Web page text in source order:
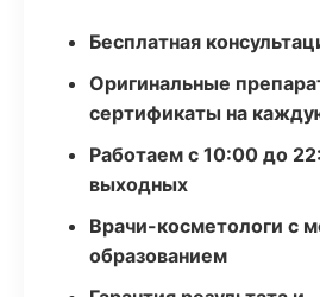
Бесплатная
Оригинальные
сертификаты на
Работаем с 10:00 до
выходных
Врачи-косметологи с
образованием